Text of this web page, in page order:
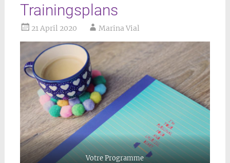
Trainingsplans
21 April 2020 Marina Vial
Votre Programme